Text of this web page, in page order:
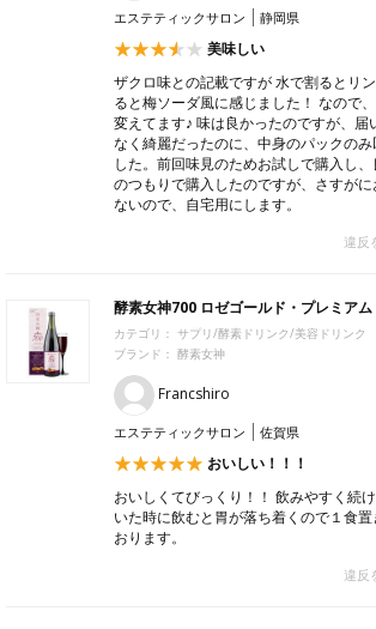
エステティックサロン 静岡県
美味しい
ザクロ味との記載ですが 水で割るとリ
ると梅ソーダ風に感じました！ なので
変えてます♪ 味は良かったのですが、届
なく綺麗だったのに、中身のパックの
した。前回味見のためお試しで購入し
のつもりで購入したのですが、さすが
ないので、自宅用にします。
違反
酵素女神700 ロゼゴールド・プレミア
カテゴリ： サプリ/酵素ドリンク/美容ドリンク
ブランド： 酵素女神
Francshiro
エステティックサロン 佐賀県
おいしい！！！
おいしくてびっくり！！ 飲みやすく続
いた時に飲むと胃が落ち着くので１食
おります。
違反